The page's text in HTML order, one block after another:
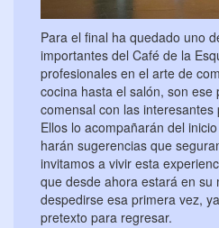
Para el final ha quedado uno
importantes del Café de la
profesionales en el arte de
cocina hasta el salón, son ese
comensal con las
Ellos lo acompañarán del
harán sugerencias que
invitamos a vivir esta
que desde ahora estará en su
despedirse esa primera vez,
pretexto para regresar.